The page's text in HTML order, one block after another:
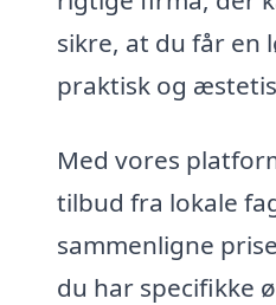
sikre, at du får en
praktisk og
Med vores
tilbud fra lokale
sammenligne
du har specifikke